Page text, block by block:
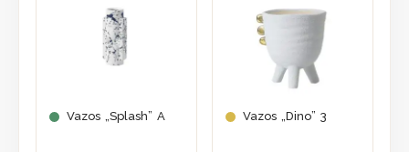
Vazos „Splash” A Vazos „Dino” 3